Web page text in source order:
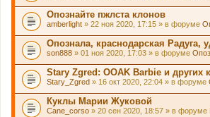
Опознайте пжлста клонов
amberlight » 22 ноя 2020, 17:15 » в форуме
Опознала, краснодарская Радуга,
son888 » 01 ноя 2020, 17:03 » в форуме
Stary Zgred: OOAK Barbie и других
Stary_Zgred » 16 окт 2020, 22:04 » в форуме
Куклы Марии Жуковой
Cane_corso » 20 сен 2020, 18:57 » в форуме